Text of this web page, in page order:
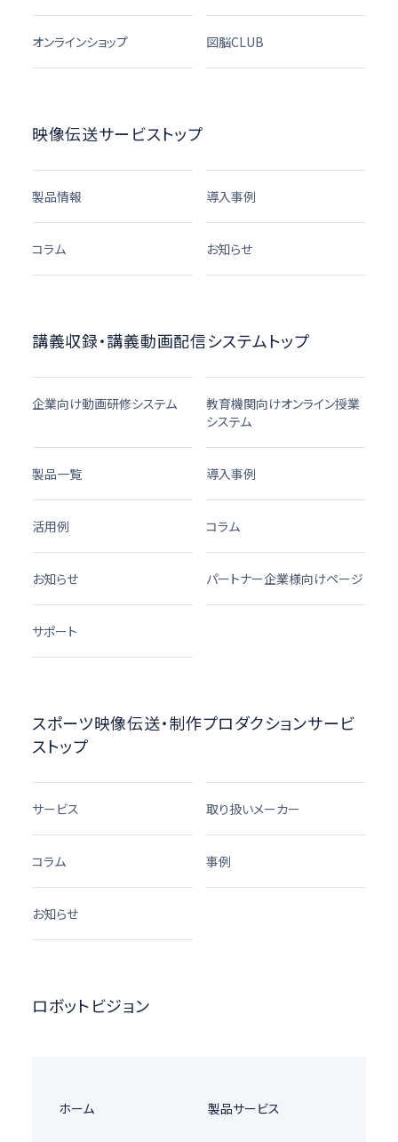
オンラインショップ 図脳CLUB
映像伝送サービストップ
製品情報 導入事例
コラム お知らせ
講義収録・講義動画配信システムトップ
企業向け動画研修システム
教育機関向けオンライン授業
システム
製品一覧 導入事例
活用例 コラム
お知らせ パートナー企業様向けページ
サポート
スポーツ映像伝送・制作プロダクションサービ
ストップ
サービス 取り扱いメーカー
コラム 事例
お知らせ
ロボットビジョン
ホーム 製品サービス